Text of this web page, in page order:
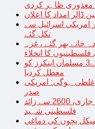
معذوری ظاہر کردی
امریکی اسرائیل سے
نکل گئے
ہو گئی ، مردہ خانے بھر گئے ، غزہ
اسرائیل کے حامی امریکی چینل نے3 مسلمان اینکرز کو
معطل کردیا
غلطی ہوگی: امریکی
صدر
غزہ پر اسرائیلی جارحیت کا سلسلہ جاری، 2600 سے زائد
فلسطینی شہید
بچوں کی دماغی